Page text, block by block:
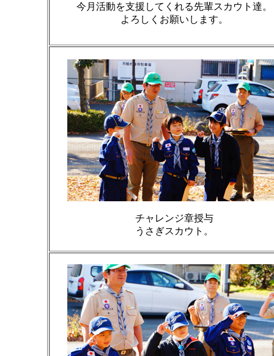
今月活動を支援してくれる先輩スカウト達。
よろしくお願いします。
チャレンジ章授与
うさぎスカウト。